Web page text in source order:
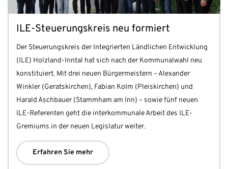
ILE-Steuerungskreis neu formiert
Der Steuerungskreis der Integrierten Ländlichen Entwicklung
(ILE) Holzland-Inntal hat sich nach der Kommunalwahl neu
konstituiert. Mit drei neuen Bürgermeistern – Alexander
Winkler (Geratskirchen), Fabian Kolm (Pleiskirchen) und
Harald Aschbauer (Stammham am Inn) – sowie fünf neuen
ILE-Referenten geht die interkommunale Arbeit des ILE-
Gremiums in der neuen Legislatur weiter.
Erfahren Sie mehr